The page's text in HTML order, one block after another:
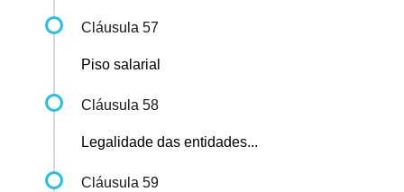
Cláusula 57
Piso salarial
Cláusula 58
Legalidade das entidades...
Cláusula 59